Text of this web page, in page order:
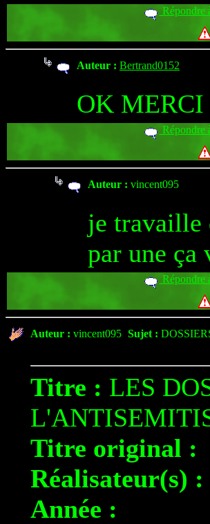
Répondre
Auteur : Bertrand0152
OK MERCI
Répondre
Auteur : vincent095
je travaille
par une ça
Répondre
Auteur : vincent095 Sujet :
Titre : LES
Titre original :
Réalisateur(s) :
Année :